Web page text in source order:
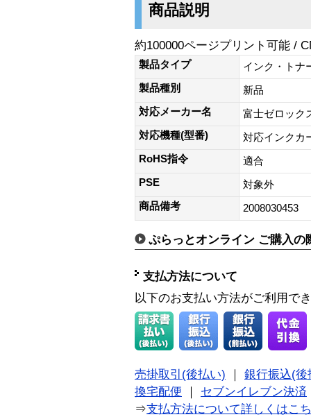
商品説明
約100000ページプリント可能 /
製品タイプ
インク・トナ
製品種別
新品
対応メーカー名
富士ゼロック
対応機種(型番)
対応インクカ
RoHS指令
適合
PSE
対象外
商品備考
2008030453
ぷらっとオンライン ご購入の
支払方法について
以下のお支払い方法がご利用で
売掛取引(後払い)
銀行振込(後
換宅配便
セブンイレブン決済
⇒支払方法について詳しくはこ